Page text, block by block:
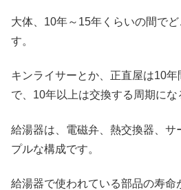
大体、10年～15年くらいの間で
す。
キンライサーとか、正直屋は10
で、10年以上は交換する周期にな
給湯器は、電磁弁、熱交換器、サ
プルな構成です。
給湯器で使われている部品の寿命